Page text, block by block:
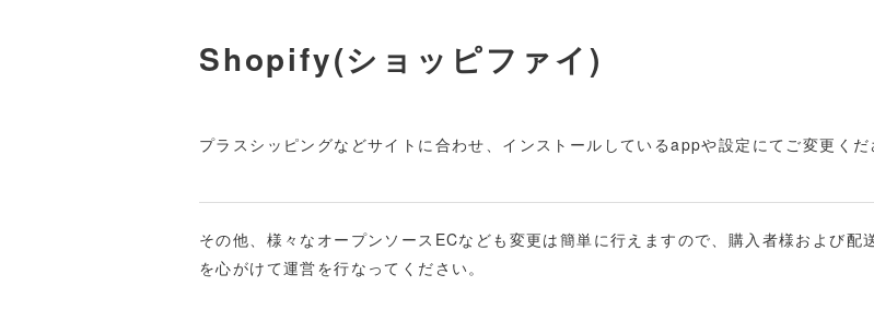
Shopify(ショッピファイ)
プラスシッピングなどサイトに合わせ、インストールしているappや設定にてご変更くだ
その他、様々なオープンソースECなども変更は簡単に行えますので、購入者様および
を心がけて運営を行なってください。